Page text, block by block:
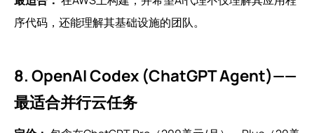
序代码，还能理解其基础设施的团队。
8. OpenAI Codex (ChatGPT Agent)——
最适合并行云任务